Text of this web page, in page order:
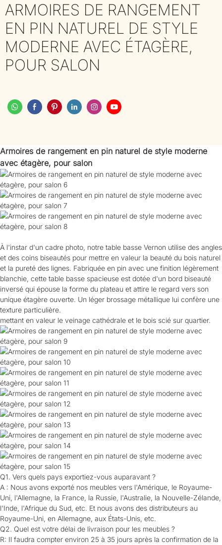
ARMOIRES DE RANGEMENT
EN PIN NATUREL DE STYLE
MODERNE AVEC ÉTAGÈRE,
POUR SALON
Armoires de rangement en pin naturel de style moderne
avec étagère, pour salon
À l'instar d'un cadre photo, notre table basse Vernon utilise des angles
et des coins biseautés pour mettre en valeur la beauté du bois naturel
et la pureté des lignes. Fabriquée en pin avec une finition légèrement
blanchie, cette table basse spacieuse est dotée d'un bord biseauté
inversé qui épouse la forme du plateau et attire le regard vers son
unique étagère ouverte. Un léger brossage métallique lui confère une
texture particulière.
mettant en valeur le veinage cathédrale et le bois scié sur quartier.
Q1. Vers quels pays exportiez-vous auparavant ?
A : Nous avons exporté nos meubles vers l'Amérique, le Royaume-
Uni, l'Allemagne, la France, la Russie, l'Australie, la Nouvelle-Zélande,
l'Inde, l'Afrique du Sud, etc. Et nous avons des distributeurs au
Royaume-Uni, en Allemagne, aux États-Unis, etc.
Q2. Quel est votre délai de livraison pour les meubles ?
R: Il faudra compter environ 25 à 35 jours après la confirmation de la